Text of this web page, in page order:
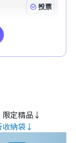
限定精品↓
收納袋↓